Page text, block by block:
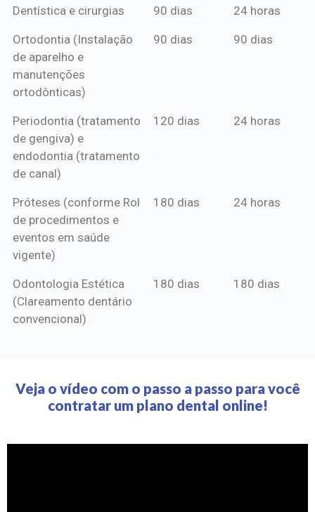
Dentística e cirurgias 90 dias 24 horas
Ortodontia (Instalação
de aparelho e
manutenções
ortodônticas)
90 dias 90 dias
Periodontia (tratamento
de gengiva) e
endodontia (tratamento
de canal)
120 dias 24 horas
Próteses (conforme Rol
de procedimentos e
eventos em saúde
vigente)
180 dias 24 horas
Odontologia Estética
(Clareamento dentário
convencional)
180 dias 180 dias
Veja o vídeo com o passo a passo para você
contratar um plano dental online!